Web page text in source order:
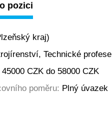
pozici
kraj)
Technické profese
45000 CZK do 58000 CZK
poměru: Plný úvazek